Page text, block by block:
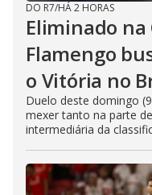
DO R7/HÁ 2 HORAS
Eliminado na
Flamengo
o Vitória no
Duelo deste domingo
mexer tanto na parte
intermediária da